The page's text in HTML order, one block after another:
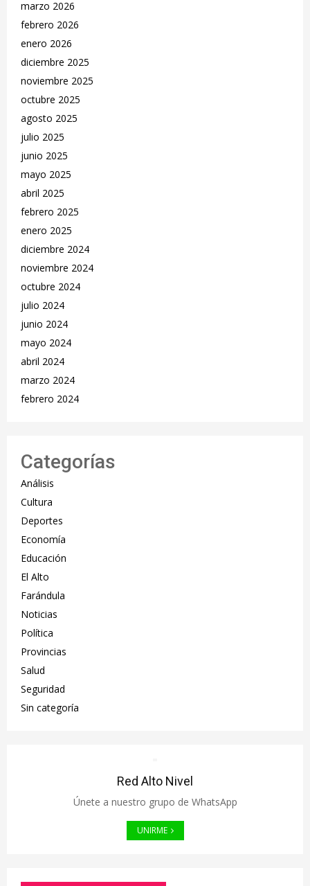
marzo 2026
febrero 2026
enero 2026
diciembre 2025
noviembre 2025
octubre 2025
agosto 2025
julio 2025
junio 2025
mayo 2025
abril 2025
febrero 2025
enero 2025
diciembre 2024
noviembre 2024
octubre 2024
julio 2024
junio 2024
mayo 2024
abril 2024
marzo 2024
febrero 2024
Categorías
Análisis
Cultura
Deportes
Economía
Educación
El Alto
Farándula
Noticias
Política
Provincias
Salud
Seguridad
Sin categoría
Red Alto Nivel
Únete a nuestro grupo de WhatsApp
UNIRME